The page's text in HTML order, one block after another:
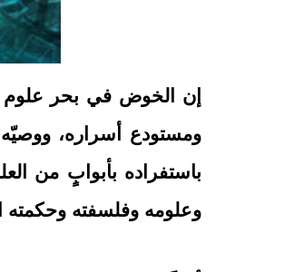
إن الخوض في بحر علوم
ومستودع أسراره،
باستفراده بأبوابٍ من
وعلومه وفلسفته وحكمته